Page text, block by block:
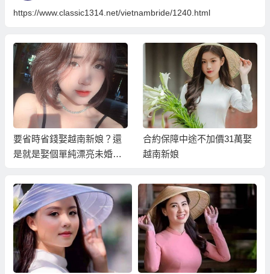
https://www.classic1314.net/vietnambride/1240.html
要省時省錢娶越南新娘？還
是就是娶個單純漂亮未婚越
合約保障中途不加價31萬娶
越南新娘